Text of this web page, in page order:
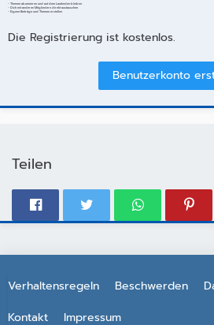
- Themen abonnieren und auf dem Laufenden bleiben
- Dich mit anderen Mitgliedern direkt austauschen
- Eigene Beiträge und Themen erstellen
Die Registrierung ist kostenlos.
Benutzerkonto
Teilen
Verhaltensregeln Beschwerden
Kontakt
Impressum